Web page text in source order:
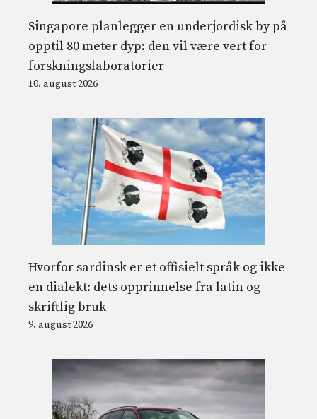
Singapore planlegger en underjordisk by på
opptil 80 meter dyp: den vil være vert for
forskningslaboratorier
10. august 2026
Hvorfor sardinsk er et offisielt språk og ikke
en dialekt: dets opprinnelse fra latin og
skriftlig bruk
9. august 2026